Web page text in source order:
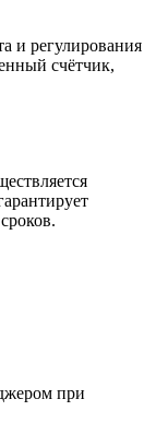
и регулирования
счётчик,
при